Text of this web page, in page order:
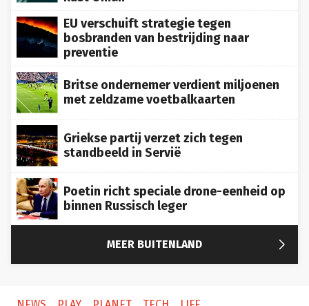
EU verschuift strategie tegen
bosbranden van bestrijding naar
preventie
Britse ondernemer verdient miljoenen
met zeldzame voetbalkaarten
Griekse partij verzet zich tegen
standbeeld in Servië
Poetin richt speciale drone-eenheid op
binnen Russisch leger
MEER BUITENLAND 
NEWS PLAY PLANET TECH LIFE